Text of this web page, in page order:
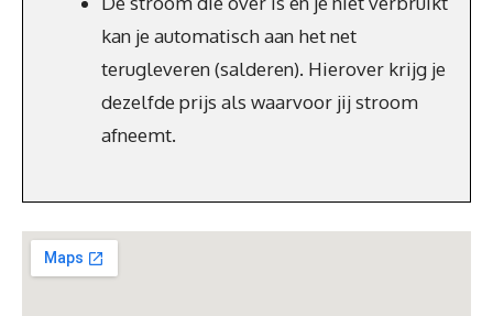
kan je automatisch aan het net
terugleveren (salderen). Hierover krijg je
dezelfde prijs als waarvoor jij stroom
afneemt.